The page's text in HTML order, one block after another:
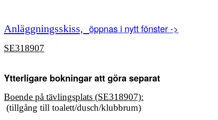
Anläggningsskiss, öppnas i nytt fönster ->
SE318907
Ytterligare bokningar att göra separat
Boende på tävlingsplats (SE318907):
(tillgång till toalett/dusch/klubbrum)